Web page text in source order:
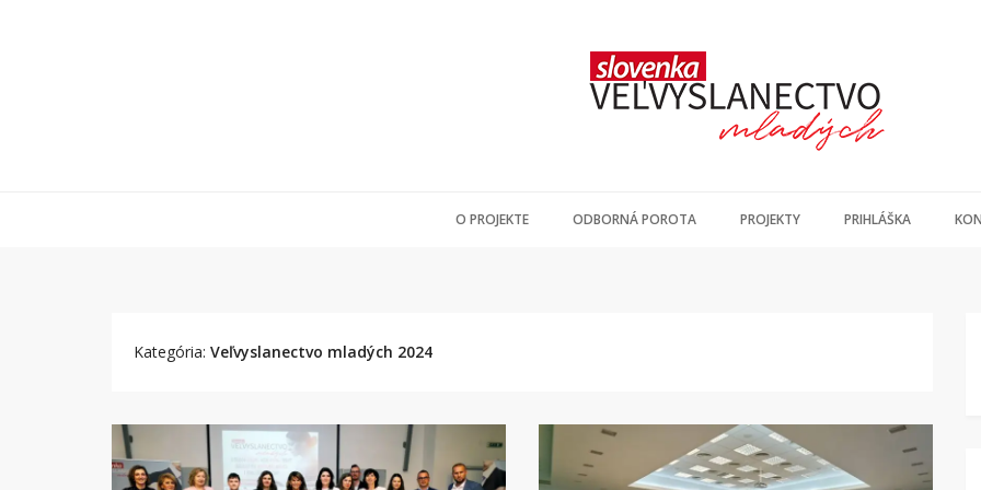
O PROJEKTE ODBORNÁ POROTA PROJEKTY PRIHLÁŠKA
Kategória: Veľvyslanectvo mladých 2024